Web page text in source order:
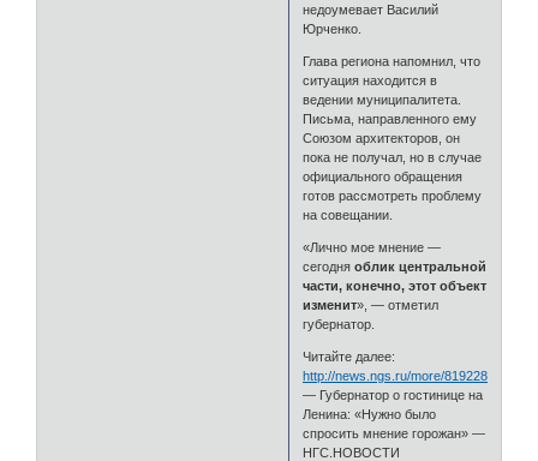
недоумевает Василий
Юрченко.
Глава региона напомнил, что
ситуация находится в
ведении муниципалитета.
Письма, направленного ему
Союзом архитекторов, он
пока не получал, но в случае
официального обращения
готов рассмотреть проблему
на совещании.
«Лично мое мнение —
сегодняоблик центральной
части, конечно, этот объект
изменит», — отметил
губернатор.
Читайте далее:
http://news.ngs.ru/more/819228/
— Губернатор о гостинице на
Ленина: «Нужно было
спросить мнение горожан» —
НГС.НОВОСТИ